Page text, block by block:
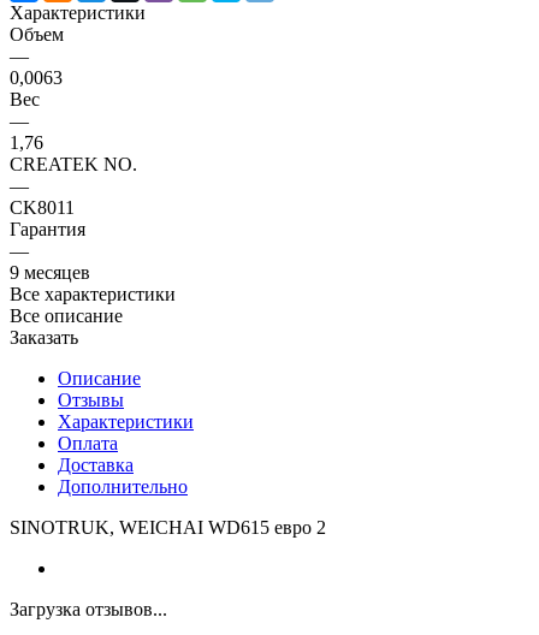
Характеристики
Объем
—
0,0063
Вес
—
1,76
CREATEK NO.
—
CK8011
Гарантия
—
9 месяцев
Все характеристики
Все описание
Заказать
Описание
Отзывы
Характеристики
Оплата
Доставка
Дополнительно
SINOTRUK, WEICHAI WD615 евро 2
Загрузка отзывов...